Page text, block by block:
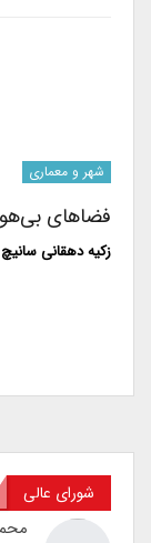
شهر و معماری
فضاهای
زکیه دهقانی سانیچ
شورای عالی